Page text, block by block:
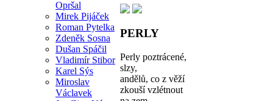
Opršal
Mirek Pijáček
Roman Pytelka
Zdeněk Sosna
Dušan Spáčil
Vladimír Stibor
Karel Sýs
Miroslav
Václavek
PERLY
Perly poztrácené,
slzy,
andělů, co z věží
zkouší vzlétnout